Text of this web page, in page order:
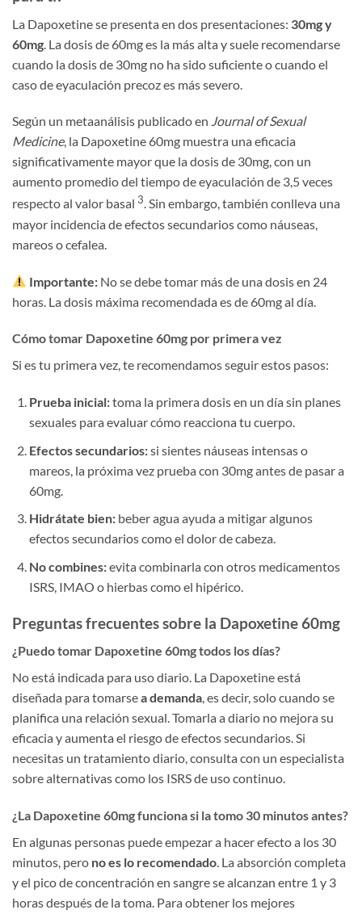
La Dapoxetine se presenta en dos presentaciones: 30mg y
60mg . La dosis de 60mg es la más alta y suele recomendarse
cuando la dosis de 30mg no ha sido suficiente o cuando el
caso de eyaculación precoz es más severo.
Según un metaanálisis publicado en Journal of Sexual
Medicine, la Dapoxetine 60mg muestra una eficacia
significativamente mayor que la dosis de 30mg, con un
aumento promedio del tiempo de eyaculación de 3,5 veces
respecto al valor basal 3. Sin embargo, también conlleva una
mayor incidencia de efectos secundarios como náuseas,
mareos o cefalea.
Importante: No se debe tomar más de una dosis en 24
horas. La dosis máxima recomendada es de 60mg al día.
Cómo tomar Dapoxetine 60mg por primera vez
Si es tu primera vez, te recomendamos seguir estos pasos:
Prueba inicial:toma la primera dosis en un día sin planes
sexuales para evaluar cómo reacciona tu cuerpo.
Efectos secundarios:si sientes náuseas intensas o
mareos, la próxima vez prueba con 30mg antes de pasar a
60mg.
Hidrátate bien:beber agua ayuda a mitigar algunos
efectos secundarios como el dolor de cabeza.
No combines:evita combinarla con otros medicamentos
ISRS, IMAO o hierbas como el hipérico.
Preguntas frecuentes sobre la Dapoxetine 60mg
¿Puedo tomar Dapoxetine 60mg todos los días?
No está indicada para uso diario. La Dapoxetine está
diseñada para tomarsea demanda, es decir, solo cuando se
planifica una relación sexual. Tomarla a diario no mejora su
eficacia y aumenta el riesgo de efectos secundarios. Si
necesitas un tratamiento diario, consulta con un especialista
sobre alternativas como los ISRS de uso continuo.
¿La Dapoxetine 60mg funciona si la tomo 30 minutos antes?
En algunas personas puede empezar a hacer efecto a los 30
minutos, pero no es lo recomendado. La absorción completa
y el pico de concentración en sangre se alcanzan entre 1 y 3
horas después de la toma. Para obtener los mejores